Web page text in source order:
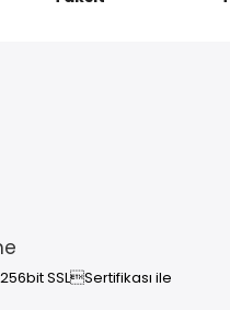
SSLSertifikası ile